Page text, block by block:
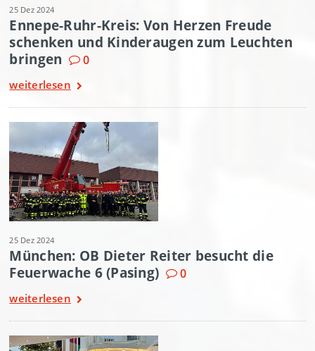
25 Dez 2024
Ennepe-Ruhr-Kreis: Von Herzen Freude
schenken und Kinderaugen zum Leuchten
bringen
0
weiterlesen
25 Dez 2024
München: OB Dieter Reiter besucht die
Feuerwache 6 (Pasing)
0
weiterlesen